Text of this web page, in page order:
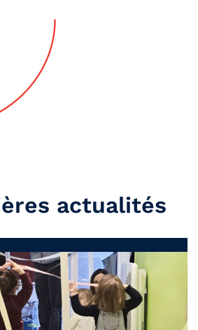
actualités